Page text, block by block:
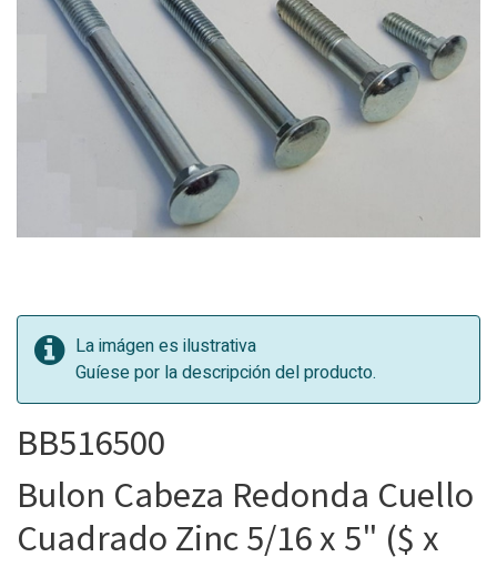
La imágen es ilustrativa
Guíese por la descripción del producto.
BB516500
Bulon Cabeza Redonda Cuello
Cuadrado Zinc 5/16 x 5" ($ x